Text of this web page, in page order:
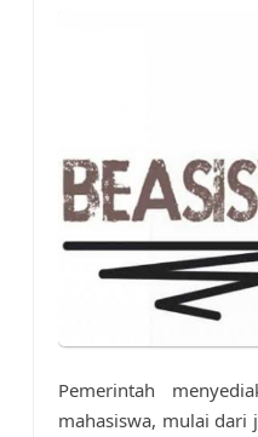
Pemerintah
mahasiswa, mulai dari